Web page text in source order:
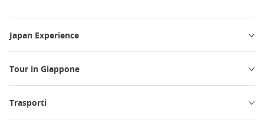
Japan Experience
Tour in Giappone
Trasporti